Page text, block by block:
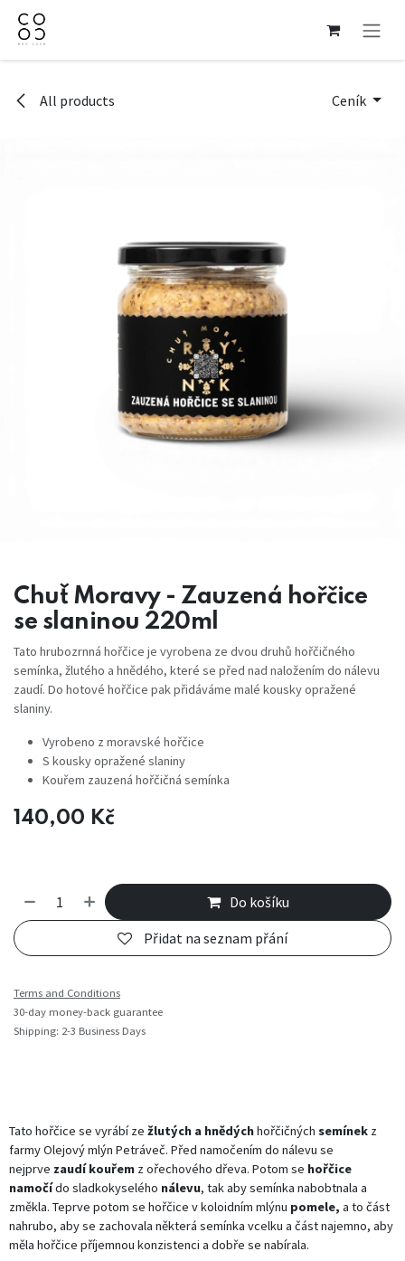
Přejít na obsah
All products Ceník
Chuť Moravy - Zauzená hořčice
se slaninou 220ml
Tato hrubozrnná hořčice je vyrobena ze dvou druhů hořčičného
semínka, žlutého a hnědého, které se před nad naložením do nálevu
zaudí. Do hotové hořčice pak přidáváme malé kousky opražené
slaniny.
Vyrobeno z moravské hořčice
S kousky opražené slaniny
Kouřem zauzená hořčičná semínka
140,00 Kč
Do košíku
Přidat na seznam přání
Terms and Conditions
30-day money-back guarantee
Shipping: 2-3 Business Days
Tato hořčice se vyrábí ze žlutých a hnědýchhořčičných semínek z
farmy Olejový mlýn Petráveč. Před namočením do nálevu se
nejprve zaudí kouřem z ořechového dřeva. Potom se hořčice
namočído sladkokyselého nálevu, tak aby semínka nabobtnala a
změkla. Teprve potom se hořčice v koloidním mlýnu pomele, a to část
nahrubo, aby se zachovala některá semínka vcelku a část najemno, aby
měla hořčice příjemnou konzistenci a dobře se nabírala.